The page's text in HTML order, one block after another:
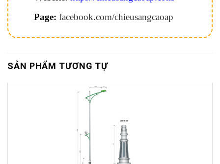
Page: facebook.com/chieusangcaoap
SẢN PHẨM TƯƠNG TỰ